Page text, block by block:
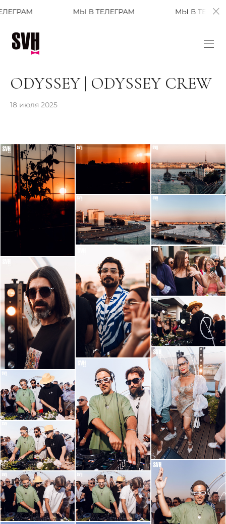
МЫ В ТЕЛЕГРАМ МЫ В ТЕЛЕГРАМ
ODYSSEY | ODYSSEY CREW
18 июля 2025